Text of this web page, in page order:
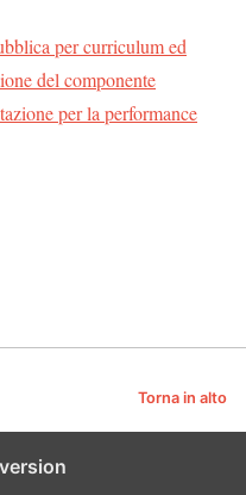
per curriculum ed
del componente
per la performance
Torna in alto